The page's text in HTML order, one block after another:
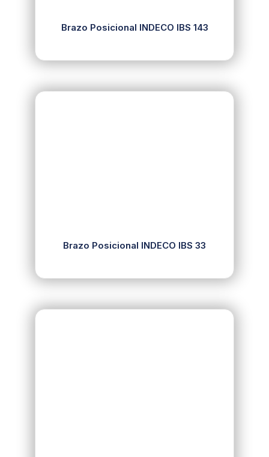
Brazo Posicional INDECO IBS 143
Brazo Posicional INDECO IBS 33